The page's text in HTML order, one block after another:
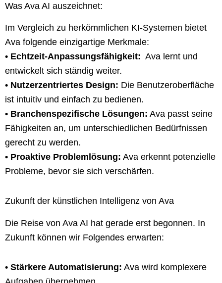
Was Ava AI auszeichnet:
Im Vergleich zu herkömmlichen KI-Systemen bietet
Ava folgende einzigartige Merkmale:
• Echtzeit-Anpassungsfähigkeit: Ava lernt und
entwickelt sich ständig weiter.
• Nutzerzentriertes Design: Die Benutzeroberfläche
ist intuitiv und einfach zu bedienen.
• Branchenspezifische Lösungen: Ava passt seine
Fähigkeiten an, um unterschiedlichen Bedürfnissen
gerecht zu werden.
• Proaktive Problemlösung: Ava erkennt potenzielle
Probleme, bevor sie sich verschärfen.
Zukunft der künstlichen Intelligenz von Ava
Die Reise von Ava AI hat gerade erst begonnen. In
Zukunft können wir Folgendes erwarten:
• Stärkere Automatisierung: Ava wird komplexere